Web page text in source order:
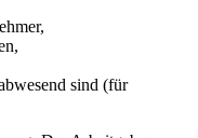
sind (für